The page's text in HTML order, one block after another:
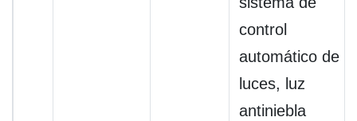
control
automático de
luces, luz
antiniebla